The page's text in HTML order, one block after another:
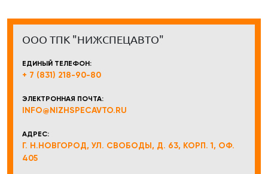
ООО ТПК "НИЖСПЕЦАВТО"
ЕДИНЫЙ ТЕЛЕФОН:
+ 7 (831) 218-90-80
ЭЛЕКТРОННАЯ ПОЧТА:
INFO@NIZHSPECAVTO.RU
АДРЕС:
Г. Н.НОВГОРОД, УЛ. СВОБОДЫ, Д. 63, КОРП. 1, ОФ.
405